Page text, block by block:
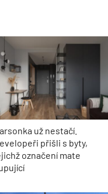
už nestačí.
přišli s byty,
označení mate